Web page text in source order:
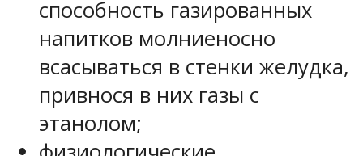
способность газированных
напитков молниеносно
всасываться в стенки желудка,
привнося в них газы с
этанолом;